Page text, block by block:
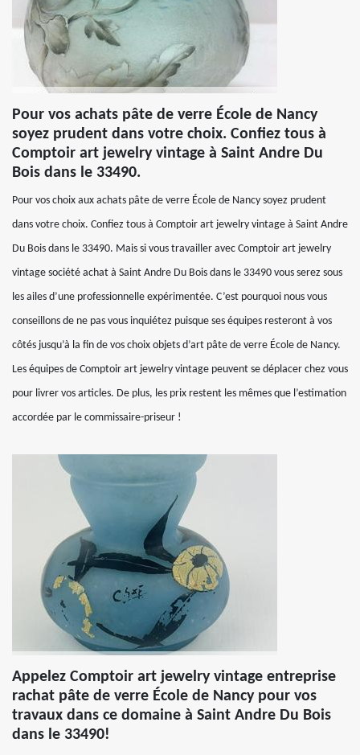
Pour vos achats pâte de verre École de Nancy
soyez prudent dans votre choix. Confiez tous à
Comptoir art jewelry vintage à Saint Andre Du
Bois dans le 33490.
Pour vos choix aux achats pâte de verre École de Nancy soyez prudent
dans votre choix. Confiez tous à Comptoir art jewelry vintage à Saint Andre
Du Bois dans le 33490. Mais si vous travailler avec Comptoir art jewelry
vintage société achat à Saint Andre Du Bois dans le 33490 vous serez sous
les ailes d’une professionnelle expérimentée. C’est pourquoi nous vous
conseillons de ne pas vous inquiétez puisque ses équipes resteront à vos
côtés jusqu’à la fin de vos choix objets d’art pâte de verre École de Nancy.
Les équipes de Comptoir art jewelry vintage peuvent se déplacer chez vous
pour livrer vos articles. De plus, les prix restent les mêmes que l’estimation
accordée par le commissaire-priseur !
Appelez Comptoir art jewelry vintage entreprise
rachat pâte de verre École de Nancy pour vos
travaux dans ce domaine à Saint Andre Du Bois
dans le 33490!